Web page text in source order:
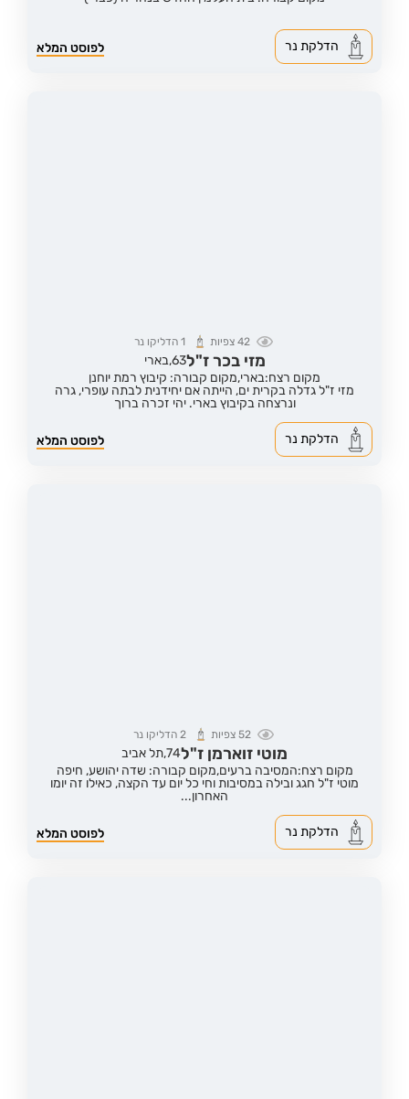
לפוסט המלא הדלקת נר
42צפיות 1 הדליקו נר
מזי בכר ז"ל63,בארי
מקום רצח:בארי,מקום קבורה: קיבוץ רמת יוחנן
מזי ז"ל גדלה בקרית ים, הייתה אם יחידנית לבתה עופרי, גרה
ונרצחה בקיבוץ בארי. יהי זכרה ברוך
לפוסט המלא הדלקת נר
52צפיות 2 הדליקו נר
מוטי זוארמן ז"ל74,תל אביב
מקום רצח:המסיבה ברעים,מקום קבורה: שדה יהושע, חיפה
מוטי ז"ל חגג ובילה במסיבות וחי כל יום עד הקצה, כאילו זה יומו
האחרון...
לפוסט המלא הדלקת נר